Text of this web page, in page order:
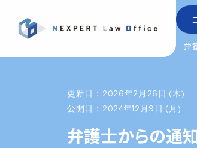
弁
更新日：2026年2月26日 (木)
公開日：2024年12月9日 (月)
弁護士からの通